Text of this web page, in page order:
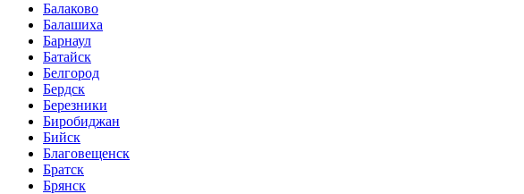
Балаково
Балашиха
Барнаул
Батайск
Белгород
Бердск
Березники
Биробиджан
Бийск
Благовещенск
Братск
Брянск